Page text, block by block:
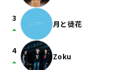
3
arrow_drop_up 月と徒花
4
arrow_drop_up Zoku